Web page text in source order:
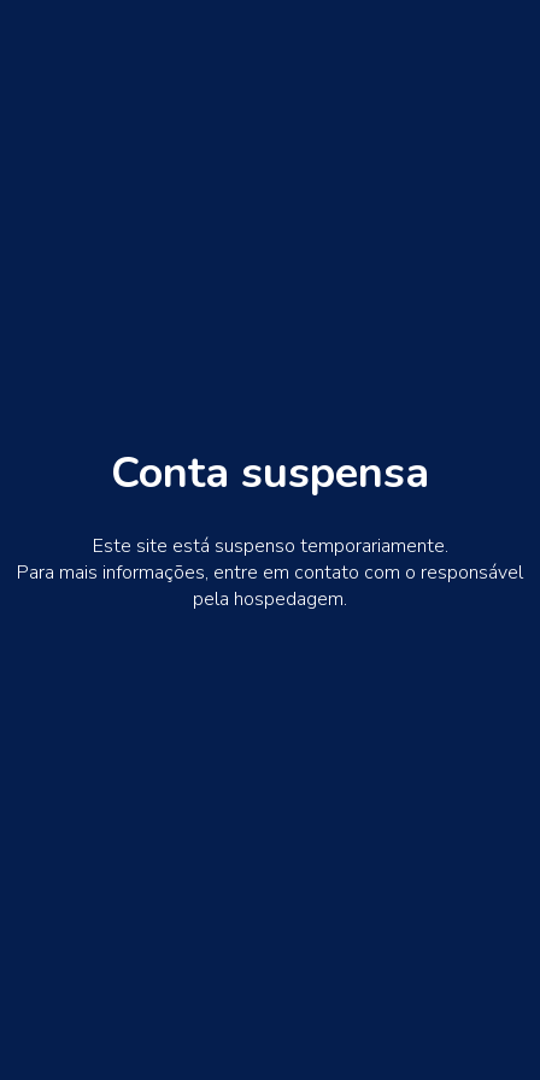
Conta suspensa
Este site está suspenso temporariamente.
Para mais informações, entre em contato com o responsável
pela hospedagem.